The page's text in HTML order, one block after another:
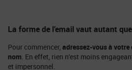
La forme de l’email vaut autant
Pour commencer, adressez-vous à
nom . En effet, rien n'est moins
et impersonnel.